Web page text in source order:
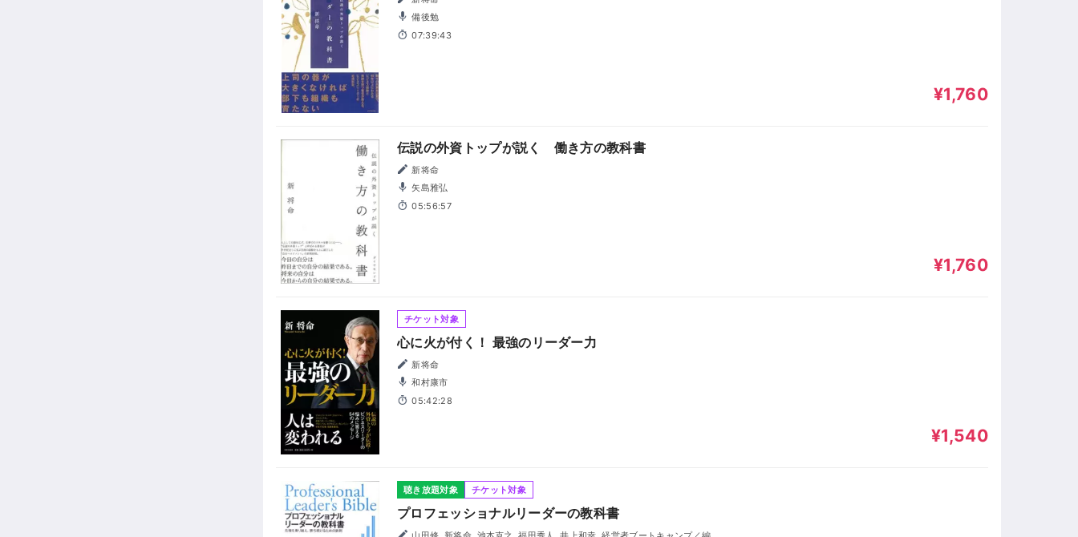
備後勉
07:39:43
¥1,760
伝説の外資トップが説く 働き方の教科書
新将命
矢島雅弘
05:56:57
¥1,760
チケット対象
心に火が付く！ 最強のリーダー力
新将命
和村康市
05:42:28
¥1,540
聴き放題対象 チケット対象
プロフェッショナルリーダーの教科書